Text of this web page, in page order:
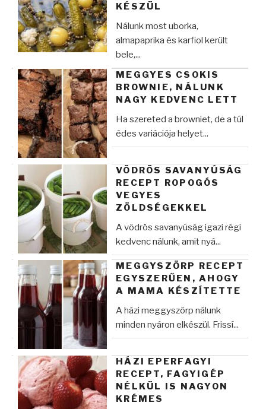
KÉSZÜL
Nálunk most uborka,
almapaprika és karfiol került
bele,...
MEGGYES CSOKIS
BROWNIE, NÁLUNK
NAGY KEDVENC LETT
Ha szereted a browniet, de a túl
édes variációja helyet...
VÖDRÖS SAVANYÚSÁG
RECEPT ROPOGÓS
VEGYES
ZÖLDSÉGEKKEL
A vödrös savanyúság igazi régi
kedvenc nálunk, amit nyá...
MEGGYSZÖRP RECEPT
EGYSZERŰEN, AHOGY
A MAMA KÉSZÍTETTE
A házi meggyszörp nálunk
minden nyáron elkészül. Frissí...
HÁZI EPERFAGYI
RECEPT, FAGYIGÉP
NÉLKÜL IS NAGYON
KRÉMES